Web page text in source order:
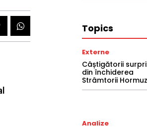
Topics
Externe
Câștigătorii
din închiderea
Strâmtorii Hormuz
Analize